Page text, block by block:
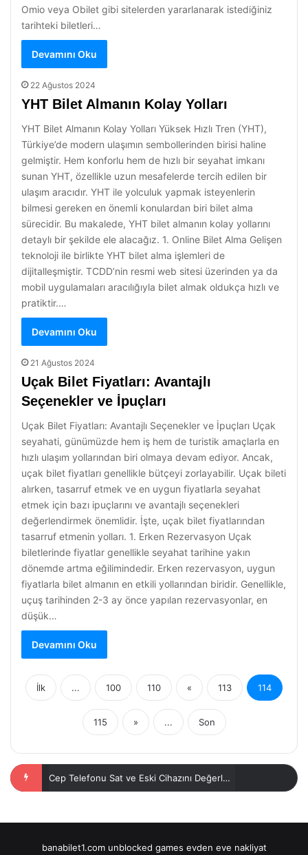
Omio veya Obilet gibi sitelerden yararlanarak istediğiniz
tarihteki biletleri…
Devamını Oku
22 Ağustos 2024
YHT Bilet Almanın Kolay Yolları
YHT Bilet Almanın Kolay Yolları Yüksek Hızlı Tren (YHT),
Türkiye’de modern ulaşımın sembollerinden birisi haline
gelmiştir. Hem konforlu hem de hızlı bir seyahat imkanı
sunan YHT, özellikle uzun mesafelerde tercih edilen bir
ulaşım aracıdır. YHT ile yolculuk yapmak isteyenlerin
bilmesi gereken en önemli konulardan biri bilet alma
sürecidir. Bu makalede, YHT bilet almanın kolay yollarını
detaylı bir şekilde ele alacağız. 1. Online Bilet Alma Gelişen
teknoloji ile birlikte YHT bilet alma işlemleri de
dijitalleşmiştir. TCDD’nin resmi web sitesi üzerinden ya da
mobil uygulamaları aracılığıyla bilet almak oldukça hızlı ve
pratiktir.…
Devamını Oku
21 Ağustos 2024
Uçak Bilet Fiyatları: Avantajlı
Seçenekler ve İpuçları
Uçak Bilet Fiyatları: Avantajlı Seçenekler ve İpuçları Uçak
seyahati, günümüzde hem iş hem de turistik amaçlarla en
hızlı ulaşım yollarından biri olmaya devam ediyor. Ancak,
uçak bilet fiyatları genellikle bütçeyi zorlayabilir. Uçak bileti
alırken, tasarruf etmek ve en uygun fiyatlarla seyahat
etmek için bazı ipuçlarını ve avantajlı seçenekleri
değerlendirmek önemlidir. İşte, uçak bilet fiyatlarından
tasarruf etmenin yolları. 1. Erken Rezervasyon Uçak
biletlerinde fiyatlar genellikle seyahat tarihine yakın
dönemde artma eğilimindedir. Erken rezervasyon, uygun
fiyatlarla bilet almanın en etkili yollarından biridir. Genellikle,
uçuş tarihinden 2-3 ay önce yapılan rezervasyonlar, en
düşük…
Devamını Oku
İlk ... 100 110 « 113 114
115 » ... Son
Kırklareli Lüleburgaz Bilet Fırsatları
banabilet1.com unblocked games evden eve nakliyat